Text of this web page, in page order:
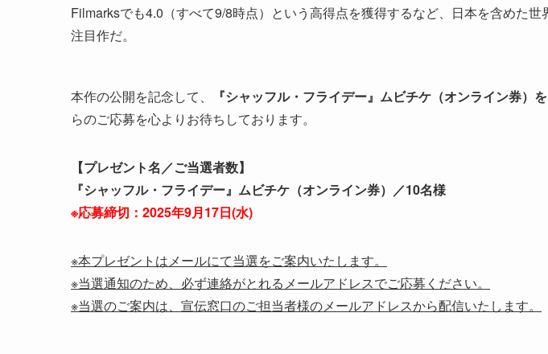
Filmarksでも4.0（すべて9/8時点）という高得点を獲得するなど、日本を含めた世
注目作だ。
本作の公開を記念して、 『シャッフル・フライデー』ムビチケ（オンライン券）
らのご応募を心よりお待ちしております。
【プレゼント名／ご当選者数】
『シャッフル・フライデー』ムビチケ（オンライン券）／10名様
※応募締切：2025年9月17日(水)
※本プレゼントはメールにて当選をご案内いたします。
※当選通知のため、必ず連絡がとれるメールアドレスでご応募ください。
※当選のご案内は、宣伝窓口のご担当者様のメールアドレスから配信いたします。